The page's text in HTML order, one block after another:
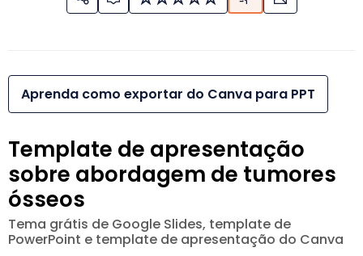
Aprenda como exportar do Canva para PPT
Template de apresentação
sobre abordagem de tumores
ósseos
Tema grátis de Google Slides, template de
PowerPoint e template de apresentação do Canva